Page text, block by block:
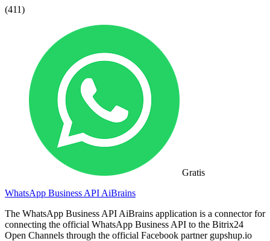
(411)
Gratis
WhatsApp Business API AiBrains
The WhatsApp Business API AiBrains application is a connector for
connecting the official WhatsApp Business API to the Bitrix24
Open Channels through the official Facebook partner gupshup.io